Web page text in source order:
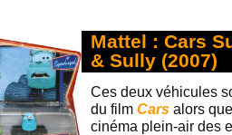
Mattel : Cars
& Sully (2007)
Ces deux véhicules
du film Cars alors
cinéma plein-air des